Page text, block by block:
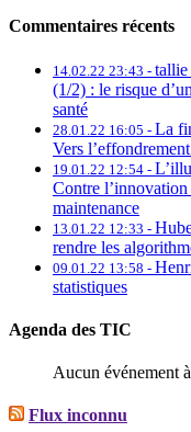
Commentaires récents
14.02.22 23:43 - tallie
(1/2) : le risque
santé
28.01.22 16:05 - La
Vers
19.01.22 12:54 -
Contre
maintenance
13.01.22 12:33 -
rendre les
09.01.22 13:58 -
statistiques
Agenda des TIC
Aucun événement
Flux inconnu